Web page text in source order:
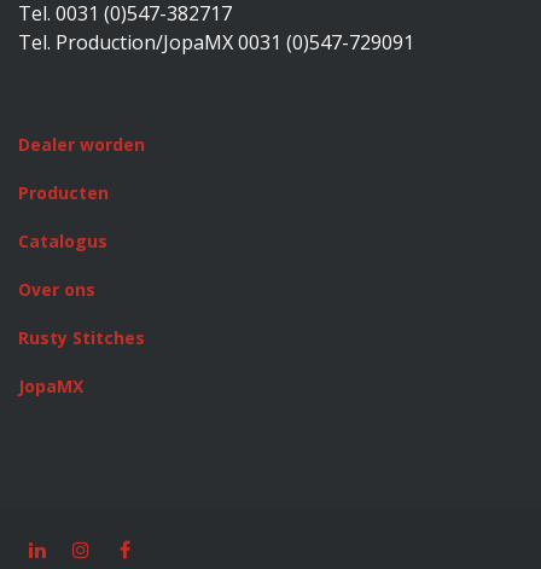
Tel. 0031 (0)547-382717
Tel. Production/JopaMX 0031 (0)547-729091
Dealer worden
Producten
Catalogus
Over ons
Rusty Stitches
JopaMX